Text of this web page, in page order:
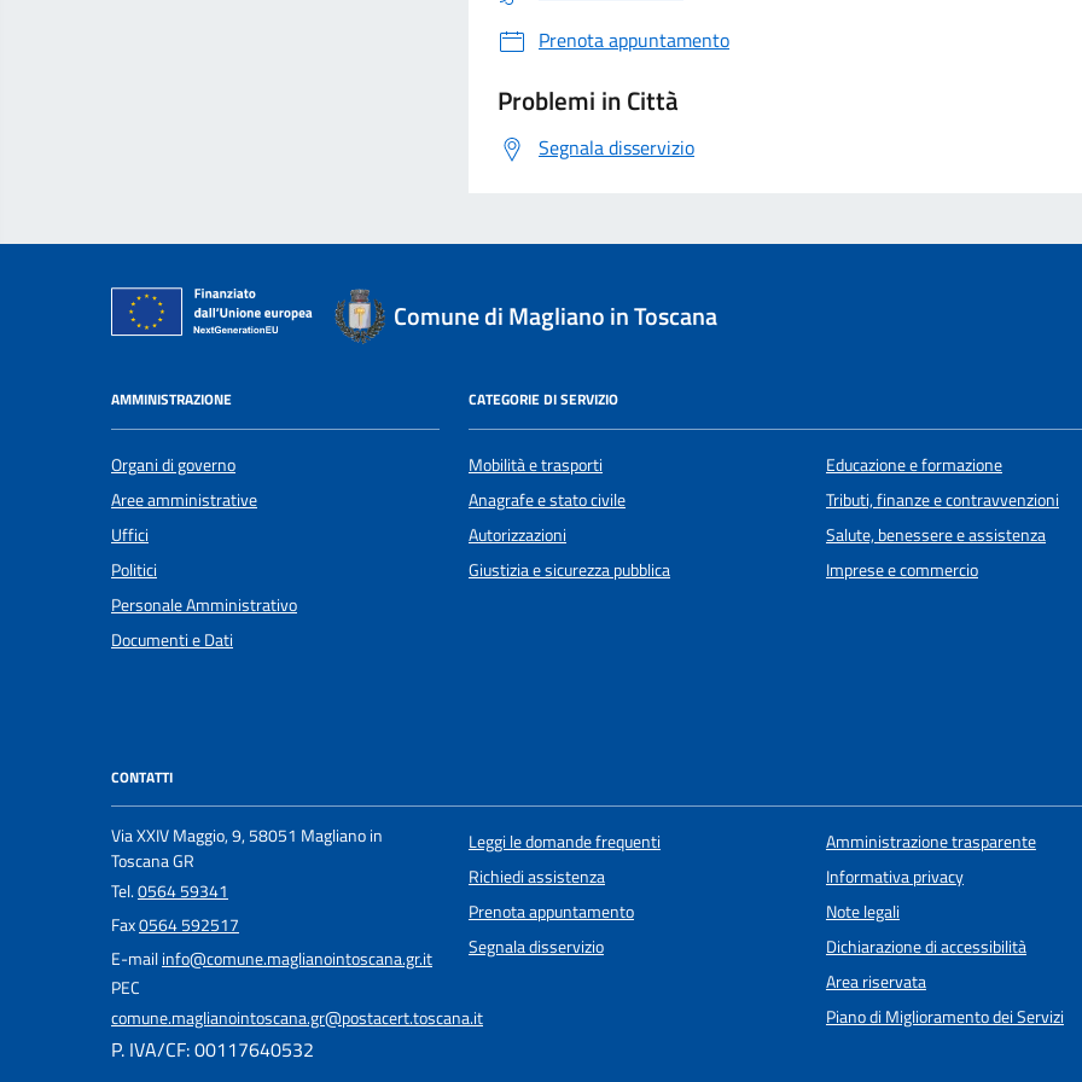
Prenota appuntamento
Problemi in Città
Segnala disservizio
Comune di Magliano in Toscana
AMMINISTRAZIONE
Organi di governo
Aree amministrative
Uffici
Politici
Personale Amministrativo
Documenti e Dati
CATEGORIE DI SERVIZIO
Mobilità e trasporti
Anagrafe e stato civile
Autorizzazioni
Giustizia e sicurezza pubblica
Educazione e formazione
Tributi, finanze e contravvenzioni
Salute, benessere e assistenza
Imprese e commercio
CONTATTI
Via XXIV Maggio, 9, 58051 Magliano in
Toscana GR
Tel.0564 59341
Fax0564 592517
E-mailinfo@comune.maglianointoscana.gr.it
PEC
comune.maglianointoscana.gr@postacert.toscana.it
P. IVA/CF: 00117640532
Leggi le domande frequenti
Richiedi assistenza
Prenota appuntamento
Segnala disservizio
Amministrazione trasparente
Informativa privacy
Note legali
Dichiarazione di accessibilità
Area riservata
Piano di Miglioramento dei Servizi